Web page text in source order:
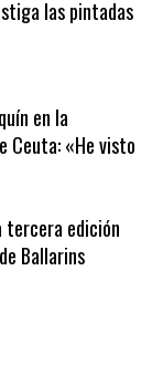
las pintadas
en la
«He visto
edición
Ballarins